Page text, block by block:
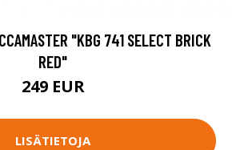
"KBG 741 SELECT BRICK
RED"
249 EUR
LISÄTIETOJA